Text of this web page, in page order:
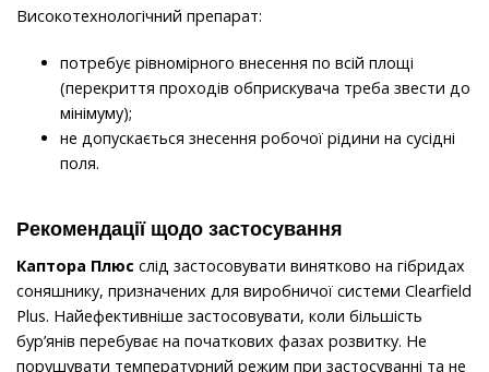
Високотехнологічний препарат:
потребує рівномірного внесення по всій площі
(перекриття проходів обприскувача треба звести до
мінімуму);
не допускається знесення робочої рідини на сусідні
поля.
Рекомендації щодо застосування
Каптора Плюс слід застосовувати винятково на гібридах
соняшнику, призначених для виробничої системи Clearfield
Plus. Найефективніше застосовувати, коли більшість
бур’янів перебуває на початкових фазах розвитку. Не
порушувати температурний режим при застосуванні та не